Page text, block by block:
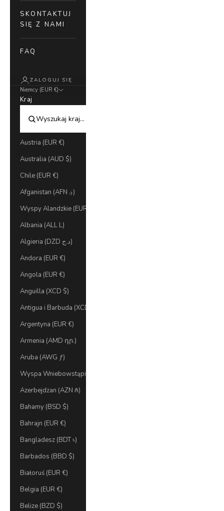
SKONTAKTUJ
SIĘ Z NAMI
FAQ
ZALOGUJ SIĘ
Niemcy (EUR €)
Kraj
Austria (EUR €)
Australia (AUD $)
Chile (EUR €)
Afganistan (AFN ؋)
Wyspy Alandzkie (EUR €)
Albania (ALL L)
Algieria (DZD د.ج)
Andora (EUR €)
Angola (EUR €)
Anguilla (XCD $)
Antigua i Barbuda (XCD $)
Argentyna (EUR €)
Armenia (AMD դր.)
Aruba (AWG ƒ)
Wyspa Wniebowstąpienia (SHP £)
Azerbejdżan (AZN ₼)
Bahamy (BSD $)
Bahrajn (EUR €)
Bangladesz (BDT ৳)
Barbados (BBD $)
Białoruś (EUR €)
Belgia (EUR €)
Belize (BZD $)